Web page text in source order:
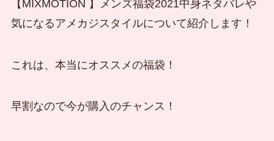
【MIXMOTION 】メンズ福袋2021中身ネタバレや
気になるアメカジスタイルについて紹介します！
これは、本当にオススメの福袋！
早割なので今が購入のチャンス！